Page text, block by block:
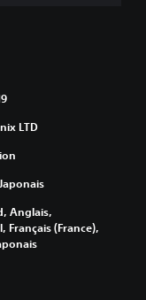
LTD
Anglais,
Français (France),